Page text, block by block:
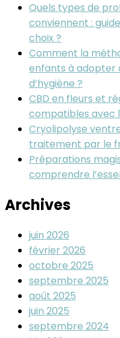
Quels types de
conviennent :
choix ?
Comment la
enfants à adopter
d’hygiène ?
CBD en fleurs et
compatibles avec
Cryolipolyse
traitement par le
Préparations
comprendre
Archives
juin 2026
février 2026
octobre 2025
septembre 2025
août 2025
juin 2025
septembre 2024